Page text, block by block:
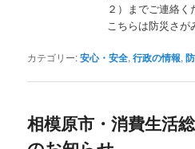
２）までご連絡く
こちらは防災さが
カテゴリー:安心・安全,行政の情報,
相模原市・消費生活